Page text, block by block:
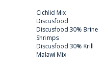
Cichlid Mix
Discusfood
Discusfood 30% Brine
Shrimps
Discusfood 30% Krill
Malawi Mix